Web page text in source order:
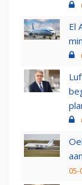
El
05-